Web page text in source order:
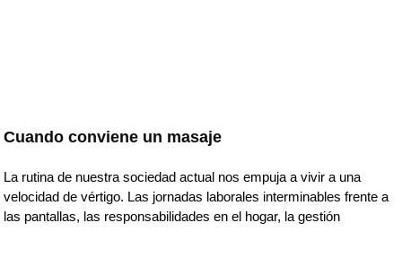
Cuando conviene un masaje
La rutina de nuestra sociedad actual nos empuja a vivir a una
velocidad de vértigo. Las jornadas laborales interminables frente a
las pantallas, las responsabilidades en el hogar, la gestión